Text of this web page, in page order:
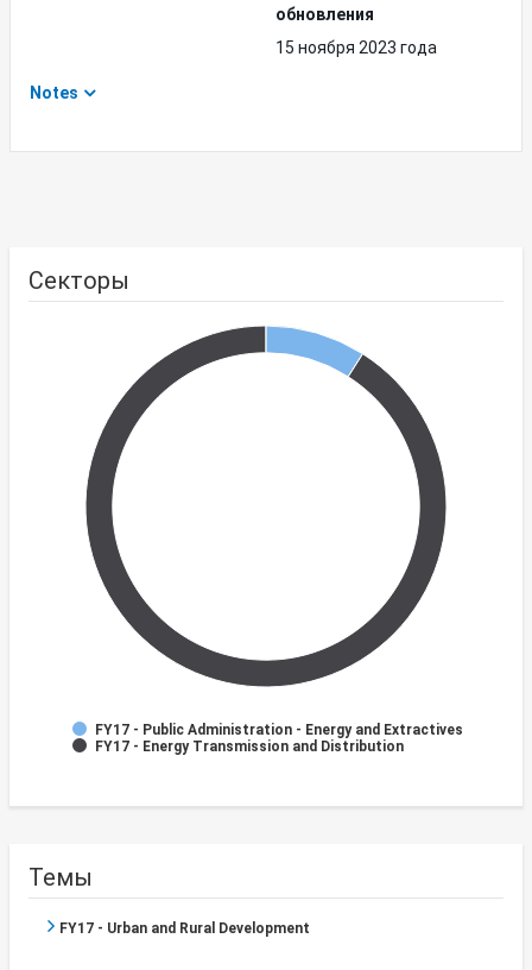
обновления
15 ноября 2023 года
Notes
Секторы
FY17 - Public Administration - Energy and Extractives
FY17 - Energy Transmission and Distribution
Темы
FY17 - Urban and Rural Development